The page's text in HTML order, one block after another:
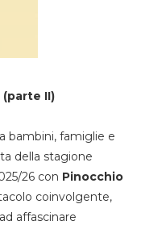
II)
bambini, famiglie e
della stagione
26 con Pinocchio
coinvolgente,
affascinare